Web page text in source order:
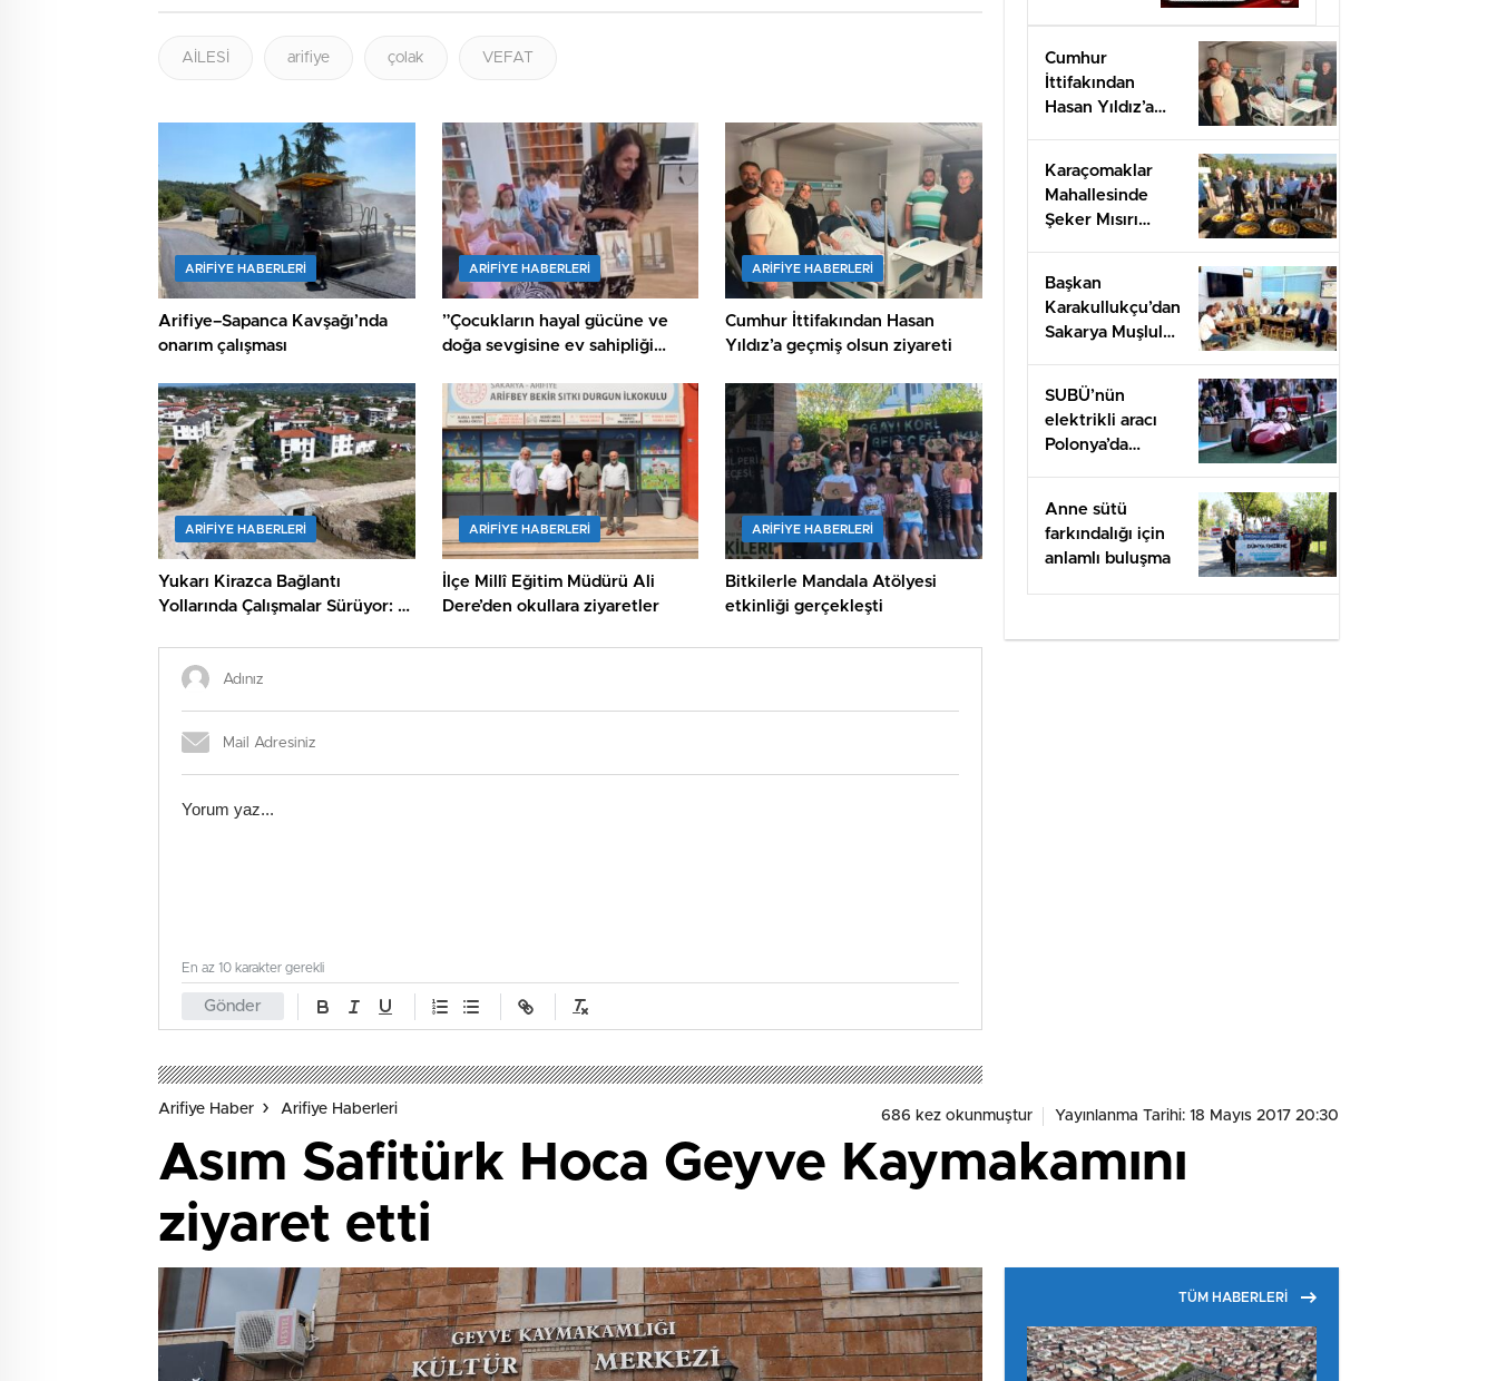
AİLESİ arifiye çolak VEFAT
ARIFIYE HABERLERI
Arifiye–Sapanca Kavşağı’nda
onarım çalışması
ARIFIYE HABERLERI
”Çocukların hayal gücüne ve
doğa sevgisine ev sahipliği
ARIFIYE HABERLERI
Cumhur İttifakından Hasan
Yıldız’a geçmiş olsun ziyareti
ARIFIYE HABERLERI
Yukarı Kirazca Bağlantı
Yollarında Çalışmalar Sürüyor: 2
ARIFIYE HABERLERI
İlçe Millî Eğitim Müdürü Ali
Dere’den okullara ziyaretler
ARIFIYE HABERLERI
Bitkilerle Mandala Atölyesi
etkinliği gerçekleşti
Gönder
En az 10 karakter gerekli
daveti
Cumhur
İttifakından
Hasan Yıldız’a
Karaçomaklar
Mahallesinde
Şeker Mısırı
Başkan
Karakullukçu’dan
Sakarya Muşlular
ziyaret
SUBÜ’nün
elektrikli aracı
Polonya’da
Anne sütü
farkındalığı için
anlamlı buluşma
Arifiye Haber Arifiye Haberleri 686 kez okunmuştur Yayınlanma Tarihi: 18 Mayıs 2017 20:30
Asım Safitürk Hoca Geyve Kaymakamını
ziyaret etti
TÜM HABERLERİ